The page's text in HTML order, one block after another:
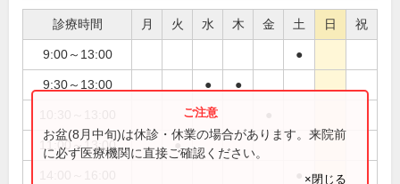
診療時間 月 火 水 木 金 土 日 祝
9:00～13:00 ●
9:30～13:00 ● ●
11:00～13:00 ●
お盆(8月中旬)は休診・休業の場合があります。来院前
に必ず医療機関に直接ご確認ください。
×閉じる